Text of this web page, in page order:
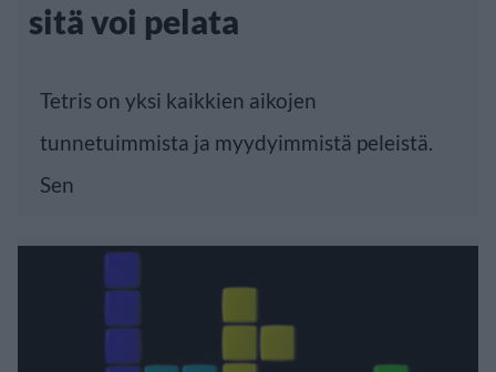
sitä voi pelata
Tetris on yksi kaikkien aikojen
tunnetuimmista ja myydyimmistä peleistä.
Sen